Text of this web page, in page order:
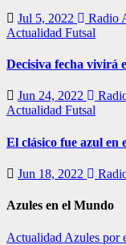
Jul 5, 2022
Radio
Actualidad Futsal
Decisiva fecha vivirá
Jun 24, 2022
Actualidad Futsal
El clásico fue azul en
Jun 18, 2022
Azules en el Mundo
Actualidad Azules por